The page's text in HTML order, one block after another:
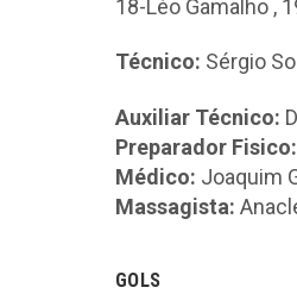
18-Léo Gamalho ,
Técnico: Sérgio
Auxiliar Técnico:
Preparador Fisico:
Médico: Joaquim
Massagista:
GOLS